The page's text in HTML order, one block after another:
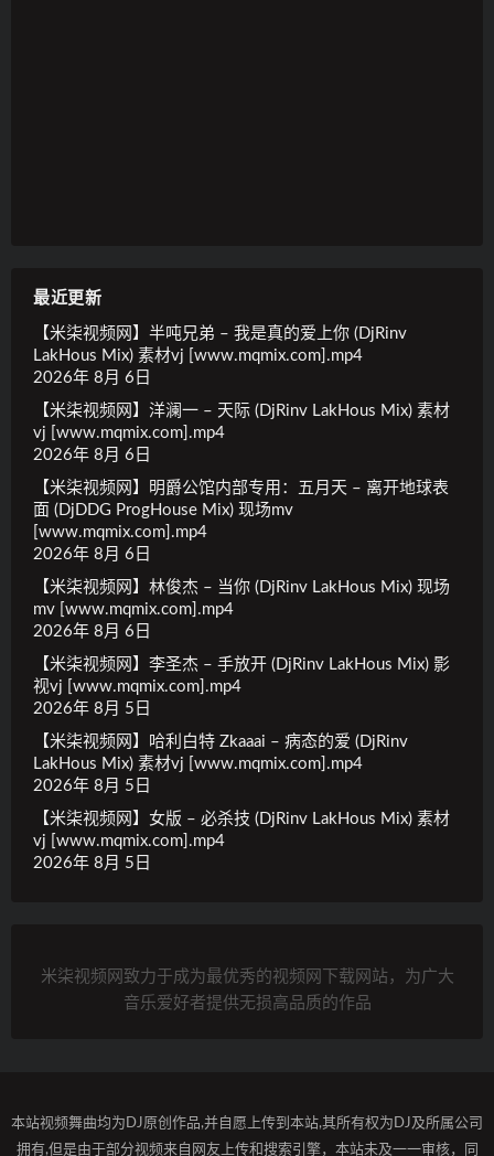
最近更新
【米柒视频网】半吨兄弟 – 我是真的爱上你 (DjRinv
LakHous Mix) 素材vj [www.mqmix.com].mp4
2026年 8月 6日
【米柒视频网】洋澜一 – 天际 (DjRinv LakHous Mix) 素材
vj [www.mqmix.com].mp4
2026年 8月 6日
【米柒视频网】明爵公馆内部专用：五月天 – 离开地球表
面 (DjDDG ProgHouse Mix) 现场mv
[www.mqmix.com].mp4
2026年 8月 6日
【米柒视频网】林俊杰 – 当你 (DjRinv LakHous Mix) 现场
mv [www.mqmix.com].mp4
2026年 8月 6日
【米柒视频网】李圣杰 – 手放开 (DjRinv LakHous Mix) 影
视vj [www.mqmix.com].mp4
2026年 8月 5日
【米柒视频网】哈利白特 Zkaaai – 病态的爱 (DjRinv
LakHous Mix) 素材vj [www.mqmix.com].mp4
2026年 8月 5日
【米柒视频网】女版 – 必杀技 (DjRinv LakHous Mix) 素材
vj [www.mqmix.com].mp4
2026年 8月 5日
米柒视频网致力于成为最优秀的视频网下载网站，为广大
音乐爱好者提供无损高品质的作品
本站视频舞曲均为DJ原创作品,并自愿上传到本站,其所有权为DJ及所属公司
拥有,但是由于部分视频来自网友上传和搜索引擎，本站未及一一审核，同